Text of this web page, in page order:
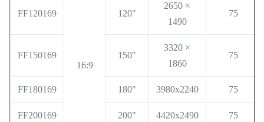
16:9
FF120169 120"
2650 ×
1490
75
FF150169 150"
3320 ×
1860
75
FF180169 180" 3980x2240 75
FF200169 200" 4420x2490 75